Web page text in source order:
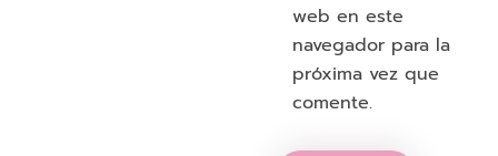
web en este
navegador para la
próxima vez que
comente.